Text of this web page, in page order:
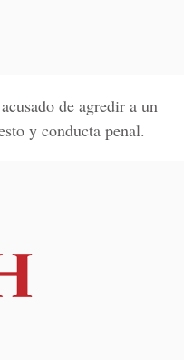
de agredir a un
y conducta penal.